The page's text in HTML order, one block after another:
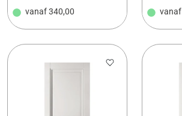
vanaf340,00
vanaf